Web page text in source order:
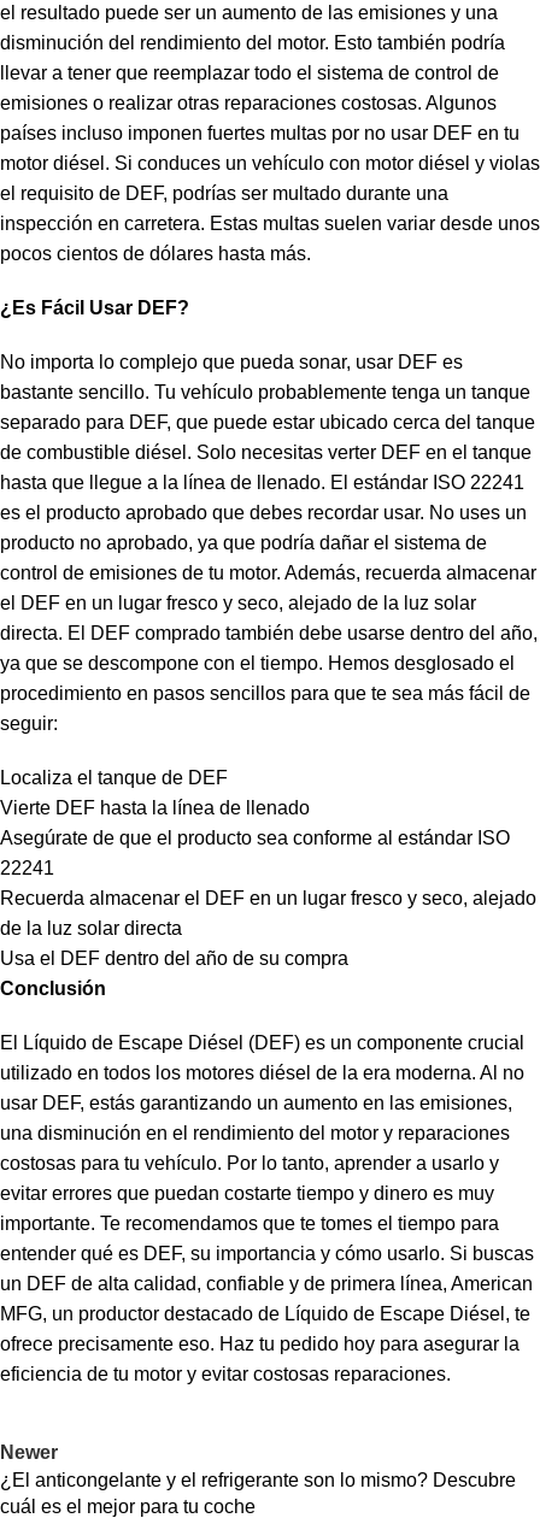
el resultado puede ser un aumento de las emisiones y una
disminución del rendimiento del motor. Esto también podría
llevar a tener que reemplazar todo el sistema de control de
emisiones o realizar otras reparaciones costosas. Algunos
países incluso imponen fuertes multas por no usar DEF en tu
motor diésel. Si conduces un vehículo con motor diésel y violas
el requisito de DEF, podrías ser multado durante una
inspección en carretera. Estas multas suelen variar desde unos
pocos cientos de dólares hasta más.
¿Es Fácil Usar DEF?
No importa lo complejo que pueda sonar, usar DEF es
bastante sencillo. Tu vehículo probablemente tenga un tanque
separado para DEF, que puede estar ubicado cerca del tanque
de combustible diésel. Solo necesitas verter DEF en el tanque
hasta que llegue a la línea de llenado. El estándar ISO 22241
es el producto aprobado que debes recordar usar. No uses un
producto no aprobado, ya que podría dañar el sistema de
control de emisiones de tu motor. Además, recuerda almacenar
el DEF en un lugar fresco y seco, alejado de la luz solar
directa. El DEF comprado también debe usarse dentro del año,
ya que se descompone con el tiempo. Hemos desglosado el
procedimiento en pasos sencillos para que te sea más fácil de
seguir:
Localiza el tanque de DEF
Vierte DEF hasta la línea de llenado
Asegúrate de que el producto sea conforme al estándar ISO
22241
Recuerda almacenar el DEF en un lugar fresco y seco, alejado
de la luz solar directa
Usa el DEF dentro del año de su compra
Conclusión
El Líquido de Escape Diésel (DEF) es un componente crucial
utilizado en todos los motores diésel de la era moderna. Al no
usar DEF, estás garantizando un aumento en las emisiones,
una disminución en el rendimiento del motor y reparaciones
costosas para tu vehículo. Por lo tanto, aprender a usarlo y
evitar errores que puedan costarte tiempo y dinero es muy
importante. Te recomendamos que te tomes el tiempo para
entender qué es DEF, su importancia y cómo usarlo. Si buscas
un DEF de alta calidad, confiable y de primera línea, American
MFG, un productor destacado de Líquido de Escape Diésel, te
ofrece precisamente eso. Haz tu pedido hoy para asegurar la
eficiencia de tu motor y evitar costosas reparaciones.
Newer
¿El anticongelante y el refrigerante son lo mismo? Descubre
cuál es el mejor para tu coche